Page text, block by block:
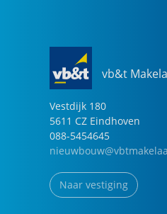
vb&t
Vestdijk 180
5611 CZ Eindhoven
088-5454645
Naar vestiging